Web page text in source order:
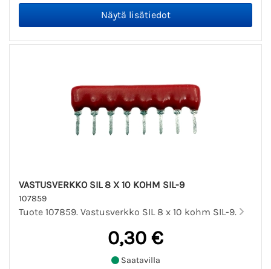
VASTUSVERKKO SIL 8 X 10 KOHM SIL-9
107859
Tuote 107859. Vastusverkko SIL 8 x 10 kohm SIL-9.
0,30 €
Saatavilla